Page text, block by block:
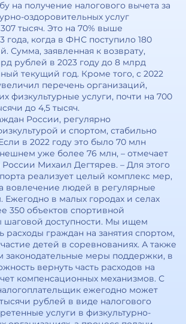
на получение налогового вычета за
оздоровительных услуг
тысяч. Это на 70% выше
года, когда в ФНС поступило 180
Сумма, заявленная к возврату,
рублей в 2023 году до 8 млрд
текущий год. Кроме того, с 2022
перечень организаций,
физкультурные услуги, почти на 700
до 4,5 тысяч.
России, регулярно
и спортом, стабильно
в 2022 году это было 70 млн
уже более 76 млн, – отмечает
Михаил Дегтярев. – Для этого
реализует целый комплекс мер,
вовлечение людей в регулярные
Ежегодно в малых городах и селах
350 объектов спортивной
шаговой доступности. Мы ищем
расходы граждан на занятия спортом,
детей в соревнованиях. А также
законодательные меры поддержки, в
вернуть часть расходов на
компенсационных механизмов. С
ежегодно может
тысячи рублей в виде налогового
услуги в физкультурно-